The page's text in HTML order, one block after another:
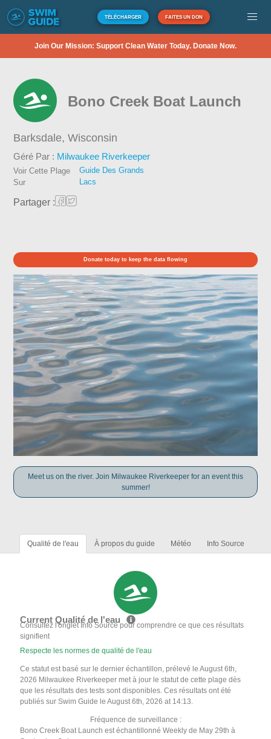
TÉLÉCHARGER FAITES UN DON
Join Our Mission: Support Clean Water Today. Donate Now.
Bono Creek Boat Launch
Barksdale,Wisconsin
Géré Par : Milwaukee Riverkeeper
Voir Cette Plage
Sur
Guide Des Grands
Lacs
Partager :
Donate today to keep the data flowing
Meet us on the river. Join Milwaukee Riverkeeper for an event this
summer!
Qualité de l'eau À propos du guide Météo Info Source
Current Qualité de l'eau
Consultez l'onglet Info Source pour comprendre ce que ces résultats
signifient
Respecte les normes de qualité de l'eau
Ce statut est basé sur le dernier échantillon, prélevé le August 6th,
2026 Milwaukee Riverkeeper met à jour le statut de cette plage dès
que les résultats des tests sont disponibles. Ces résultats ont été
publiés sur Swim Guide le August 6th, 2026 at 14:13.
Fréquence de surveillance :
Bono Creek Boat Launch est échantillonné Weekly de May 29th à